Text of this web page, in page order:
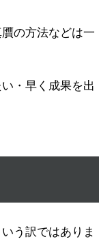
の方法などは一
・早く成果を出
う訳ではありま